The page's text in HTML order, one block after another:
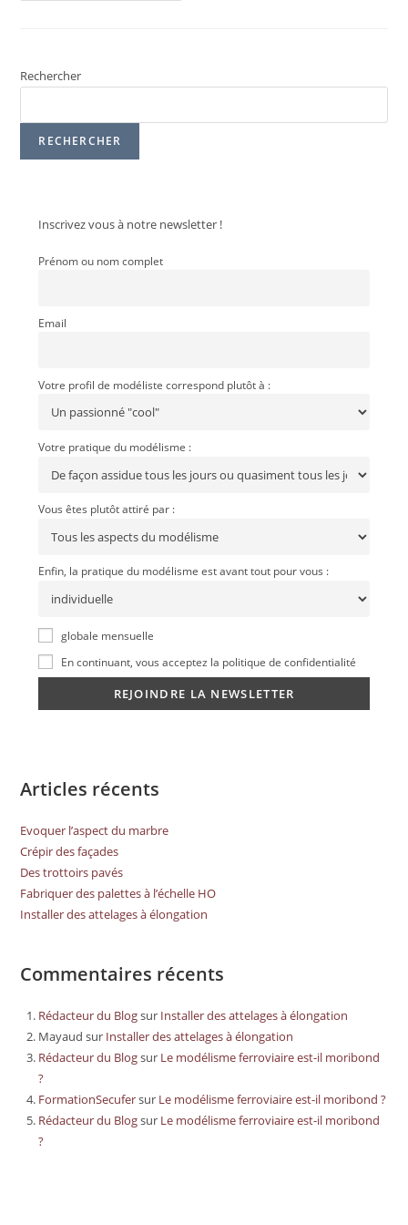
Rechercher
RECHERCHER
Inscrivez vous à notre newsletter !
Prénom ou nom complet
Email
Votre profil de modéliste correspond plutôt à :
Votre pratique du modélisme :
Vous êtes plutôt attiré par :
Enfin, la pratique du modélisme est avant tout pour vous :
globale mensuelle
En continuant, vous acceptez la politique de confidentialité
Articles récents
Evoquer l’aspect du marbre
Crépir des façades
Des trottoirs pavés
Fabriquer des palettes à l’échelle HO
Installer des attelages à élongation
Commentaires récents
Rédacteur du Blogsur Installer des attelages à élongation
Mayaud sur Installer des attelages à élongation
Rédacteur du Blogsur Le modélisme ferroviaire est-il moribond
?
FormationSecufersur Le modélisme ferroviaire est-il moribond ?
Rédacteur du Blogsur Le modélisme ferroviaire est-il moribond
?